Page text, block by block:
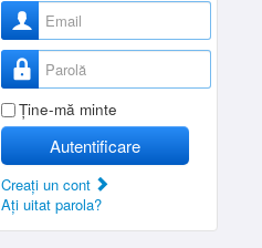
Nume utilizator
Parolă
Ţine-mă minte
Autentificare
Creaţi un cont
Aţi uitat parola?